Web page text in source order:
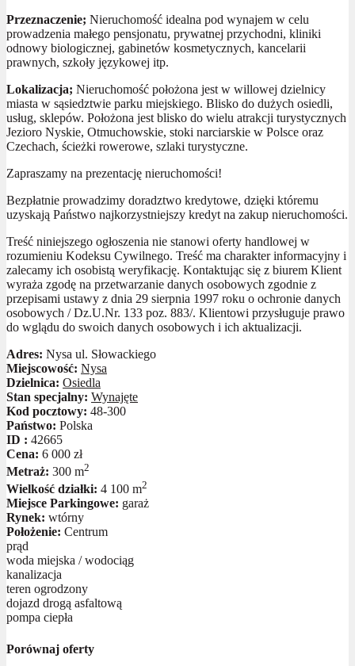
Przeznaczenie; Nieruchomość idealna pod wynajem w celu
prowadzenia małego pensjonatu, prywatnej przychodni, kliniki
odnowy biologicznej, gabinetów kosmetycznych, kancelarii
prawnych, szkoły językowej itp.
Lokalizacja; Nieruchomość położona jest w willowej dzielnicy
miasta w sąsiedztwie parku miejskiego. Blisko do dużych osiedli,
usług, sklepów. Położona jest blisko do wielu atrakcji turystycznych
Jezioro Nyskie, Otmuchowskie, stoki narciarskie w Polsce oraz
Czechach, ścieżki rowerowe, szlaki turystyczne.
Zapraszamy na prezentację nieruchomości!
Bezpłatnie prowadzimy doradztwo kredytowe, dzięki któremu
uzyskają Państwo najkorzystniejszy kredyt na zakup nieruchomości.
Treść niniejszego ogłoszenia nie stanowi oferty handlowej w
rozumieniu Kodeksu Cywilnego. Treść ma charakter informacyjny i
zalecamy ich osobistą weryfikację. Kontaktując się z biurem Klient
wyraża zgodę na przetwarzanie danych osobowych zgodnie z
przepisami ustawy z dnia 29 sierpnia 1997 roku o ochronie danych
osobowych / Dz.U.Nr. 133 poz. 883/. Klientowi przysługuje prawo
do wglądu do swoich danych osobowych i ich aktualizacji.
Adres: Nysa ul. Słowackiego
Miejscowość: Nysa
Dzielnica: Osiedla
Stan specjalny: Wynajęte
Kod pocztowy: 48-300
Państwo: Polska
ID : 42665
Cena: 6 000 zł
Metraż: 300 m2
Wielkość działki: 4 100 m2
Miejsce Parkingowe: garaż
Rynek: wtórny
Położenie: Centrum
prąd
woda miejska / wodociąg
kanalizacja
teren ogrodzony
dojazd drogą asfaltową
pompa ciepła
Porównaj oferty